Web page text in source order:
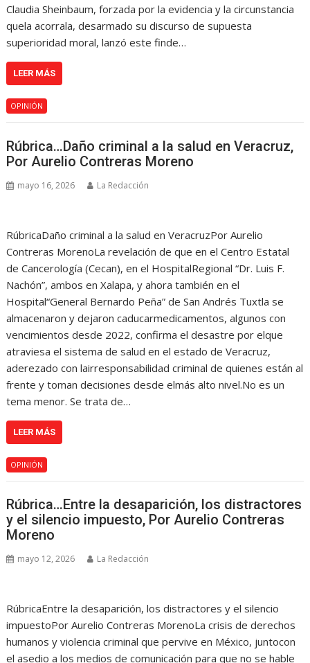
Claudia Sheinbaum, forzada por la evidencia y la circunstancia
quela acorrala, desarmado su discurso de supuesta
superioridad moral, lanzó este finde…
LEER MÁS
OPINIÓN
Rúbrica…Daño criminal a la salud en Veracruz,
Por Aurelio Contreras Moreno
mayo 16, 2026 La Redacción
RúbricaDaño criminal a la salud en VeracruzPor Aurelio
Contreras MorenoLa revelación de que en el Centro Estatal
de Cancerología (Cecan), en el HospitalRegional “Dr. Luis F.
Nachón”, ambos en Xalapa, y ahora también en el
Hospital“General Bernardo Peña” de San Andrés Tuxtla se
almacenaron y dejaron caducarmedicamentos, algunos con
vencimientos desde 2022, confirma el desastre por elque
atraviesa el sistema de salud en el estado de Veracruz,
aderezado con lairresponsabilidad criminal de quienes están al
frente y toman decisiones desde elmás alto nivel.No es un
tema menor. Se trata de…
LEER MÁS
OPINIÓN
Rúbrica…Entre la desaparición, los distractores
y el silencio impuesto, Por Aurelio Contreras
Moreno
mayo 12, 2026 La Redacción
RúbricaEntre la desaparición, los distractores y el silencio
impuestoPor Aurelio Contreras MorenoLa crisis de derechos
humanos y violencia criminal que pervive en México, juntocon
el asedio a los medios de comunicación para que no se hable